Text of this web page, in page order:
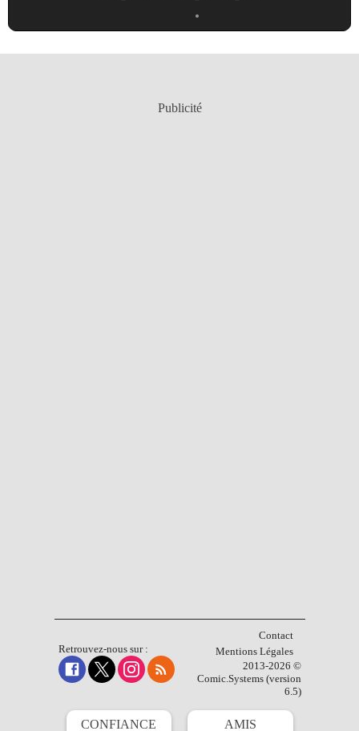
Publicité
Retrouvez-nous sur :
Contact
Mentions Légales
2013-2026 ©
Comic.Systems (version
6.5)
CONFIANCE AMIS